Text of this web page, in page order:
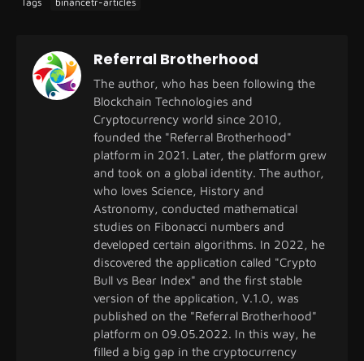
Referral Brotherhood
The author, who has been following the
Blockchain Technologies and
Cryptocurrency world since 2010,
founded the "Referral Brotherhood"
platform in 2021. Later, the platform grew
and took on a global identity. The author,
who loves Science, History and
Astronomy, conducted mathematical
studies on Fibonacci numbers and
developed certain algorithms. In 2022, he
discovered the application called "Crypto
Bull vs Bear Index" and the first stable
version of the application, V.1.0, was
published on the "Referral Brotherhood"
platform on 09.05.2022. In this way, he
filled a big gap in the cryptocurrency